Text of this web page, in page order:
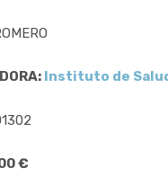
Instituto de
€